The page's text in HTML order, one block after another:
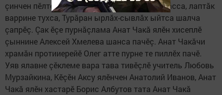
çинчен пӗлтерчӗç. Акатуйăн йăли-йӗркине тăсса, лаптăк
варрине тухса, Турăран ырлăх-сывлăх ыйтса шалча
çапрӗç. Çак ӗçе пурнăçлама Анат Чакă ялӗн хисеплӗ
çыннине Алексей Хмелева шанса пачӗç. Анат Чакăчи
храмăн протииерейӗ Олег атте пурне те пиллӗх пачӗ.
Уяв ялавне çӗклеме вара тава тивӗçлӗ учитель Любовь
Мурзайкина, Кӗçӗн Аксу ялӗнчен Анатолий Иванов, Анат
Чакă ялӗн хастарӗ Борис Албутов тата Анат Чакă